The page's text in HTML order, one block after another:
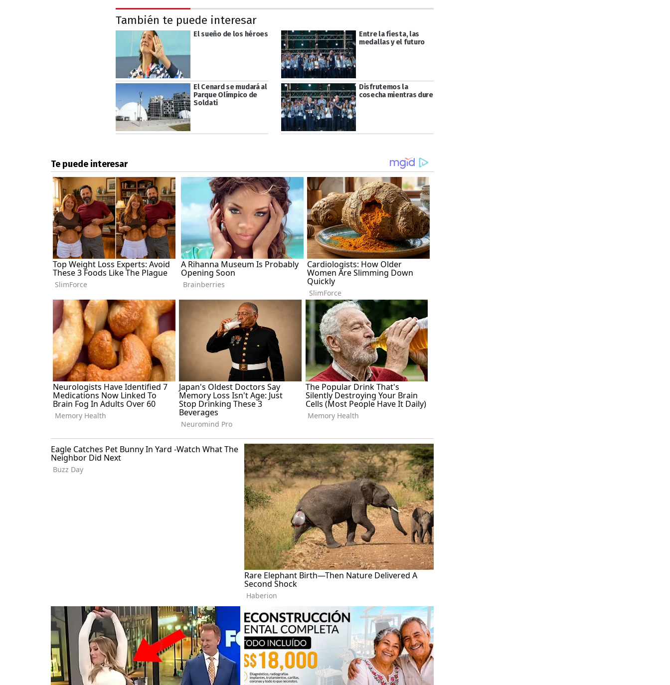
También te puede interesar
El sueño de los héroes
Entre la fiesta, las
medallas y el futuro
El Cenard se mudará al
Parque Olímpico de
Soldati
Disfrutemos la
cosecha mientras dure